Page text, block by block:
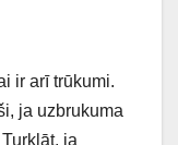
ir arī trūkumi.
ja uzbrukuma
ja